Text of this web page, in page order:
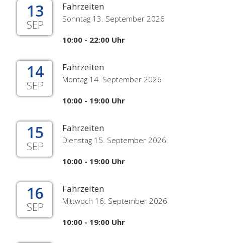
13
SEP
Fahrzeiten
Sonntag 13. September 2026
10:00 - 22:00 Uhr
14
SEP
Fahrzeiten
Montag 14. September 2026
10:00 - 19:00 Uhr
15
SEP
Fahrzeiten
Dienstag 15. September 2026
10:00 - 19:00 Uhr
16
SEP
Fahrzeiten
Mittwoch 16. September 2026
10:00 - 19:00 Uhr